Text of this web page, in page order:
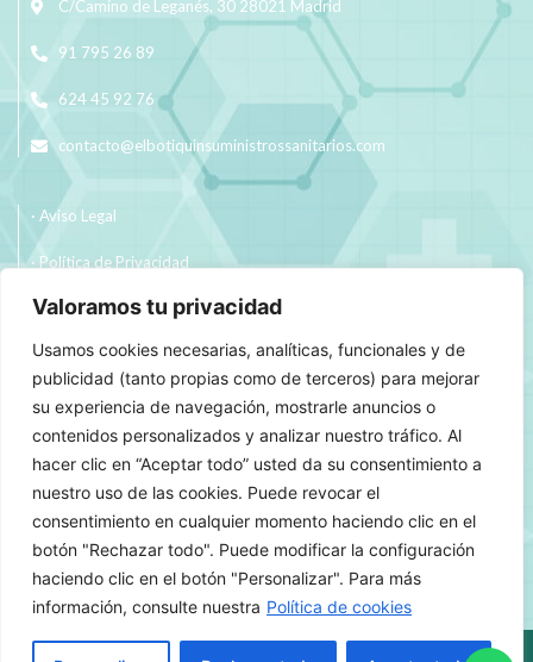
Valoramos tu privacidad
Usamos cookies necesarias, analíticas, funcionales y de
publicidad (tanto propias como de terceros) para mejorar
su experiencia de navegación, mostrarle anuncios o
contenidos personalizados y analizar nuestro tráfico. Al
hacer clic en “Aceptar todo” usted da su consentimiento a
nuestro uso de las cookies. Puede revocar el
consentimiento en cualquier momento haciendo clic en el
botón "Rechazar todo". Puede modificar la configuración
haciendo clic en el botón "Personalizar". Para más
información, consulte nuestra Política de cookies
C/Camino de Leganés, 30 28021 Madrid
91 795 26 89
624 45 92 76
contacto@elbotiquinsuministrossanitarios.com
· Aviso Legal
· Política de Privacidad
· Política de Cookies
· Política de Envíos y Devoluciones